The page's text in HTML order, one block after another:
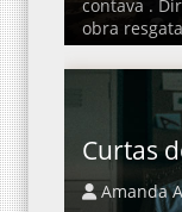
contava .
obra
Curtas
Amanda